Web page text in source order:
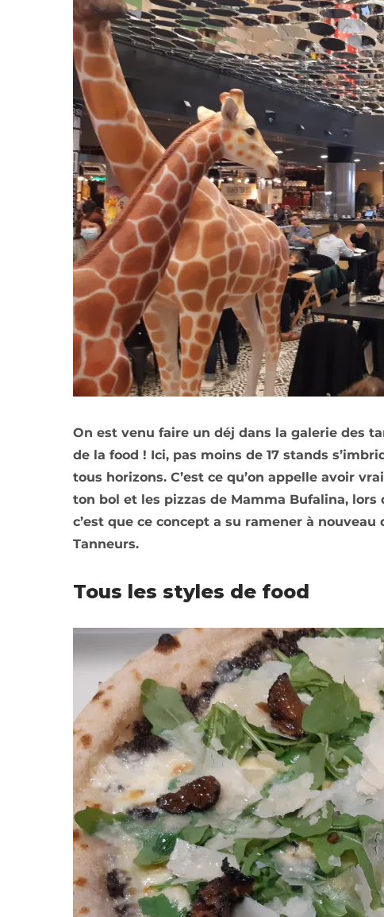
On est venu faire un déj dans la galerie des
de la food ! Ici, pas moins de 17 stands
tous horizons. C’est ce qu’on appelle avoir
ton bol et les pizzas de Mamma Bufalina, lors
c’est que ce concept a su ramener à
Tanneurs.
Tous les styles de food